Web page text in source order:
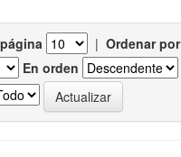
| Ordenar por
En orden